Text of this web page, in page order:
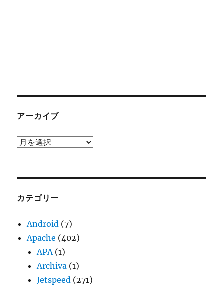
アーカイブ
ア
ブ
カテゴリー
Android (7)
Apache (402)
APA(1)
Archiva (1)
Jetspeed (271)